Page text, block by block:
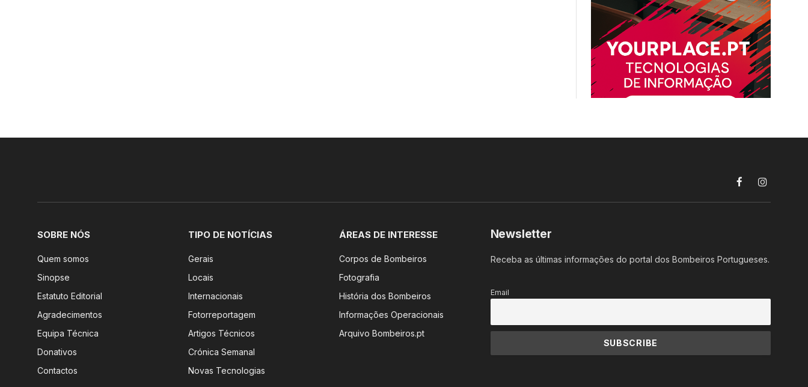
FacebookInstagram
SOBRE NÓS
Quem somos
Sinopse
Estatuto Editorial
Agradecimentos
Equipa Técnica
Donativos
Contactos
TIPO DE NOTÍCIAS
Gerais
Locais
Internacionais
Fotorreportagem
Artigos Técnicos
Crónica Semanal
Novas Tecnologias
ÁREAS DE INTERESSE
Corpos de Bombeiros
Fotografia
História dos Bombeiros
Informações Operacionais
Arquivo Bombeiros.pt
Newsletter
Receba as últimas informações do portal dos Bombeiros Portugueses.
Email